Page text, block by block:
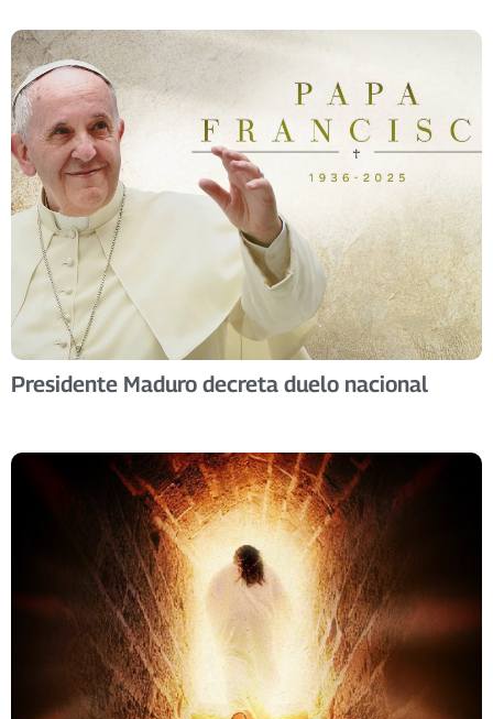
Presidente Maduro decreta duelo nacional